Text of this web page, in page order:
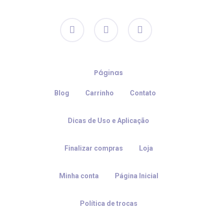
Páginas
Blog Carrinho Contato
Dicas de Uso e Aplicação
Finalizar compras Loja
Minha conta Página Inicial
Política de trocas